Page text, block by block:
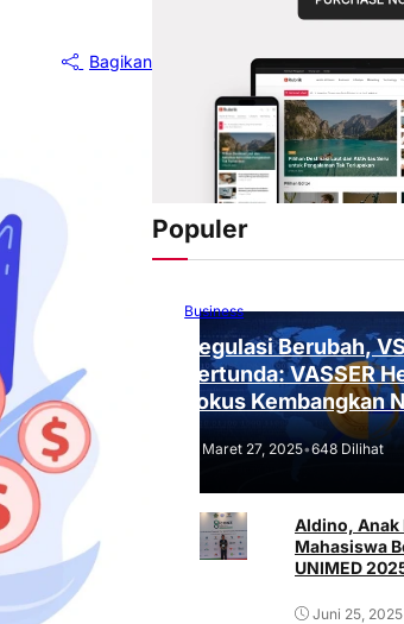
Bagikan
Populer
Business
Regulasi Berubah,
Tertunda: VASSER
Fokus Kembangkan
Tantangan Regulasi!
Maret 27, 2025•648 Dilihat
Aldino, Anak
Mahasiswa
UNIMED
Juni 25, 2025